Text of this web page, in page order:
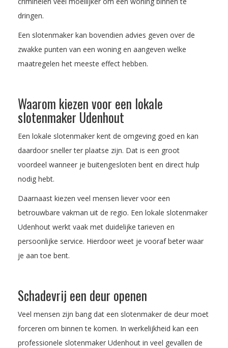
dringen.
Een slotenmaker kan bovendien advies geven over de
zwakke punten van een woning en aangeven welke
maatregelen het meeste effect hebben.
Waarom kiezen voor een lokale
slotenmaker Udenhout
Een lokale slotenmaker kent de omgeving goed en kan
daardoor sneller ter plaatse zijn. Dat is een groot
voordeel wanneer je buitengesloten bent en direct hulp
nodig hebt.
Daarnaast kiezen veel mensen liever voor een
betrouwbare vakman uit de regio. Een lokale slotenmaker
Udenhout werkt vaak met duidelijke tarieven en
persoonlijke service. Hierdoor weet je vooraf beter waar
je aan toe bent.
Schadevrij een deur openen
Veel mensen zijn bang dat een slotenmaker de deur moet
forceren om binnen te komen. In werkelijkheid kan een
professionele slotenmaker Udenhout in veel gevallen de